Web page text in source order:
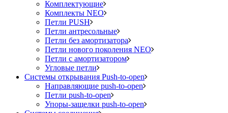
Комплектующие
Комплекты NEO
Петли PUSH
Петли антресольные
Петли без амортизатора
Петли нового поколения NEO
Петли с амортизатором
Угловые петли
Системы открывания Push-to-open
Направляющие push-to-open
Петли push-to-open
Упоры-защелки push-to-open